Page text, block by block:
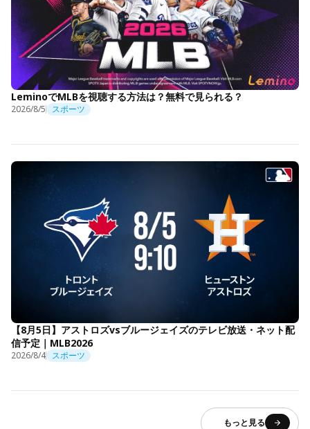
LeminoでMLBを視聴する方法は？無料で見られる？
2026/8/5 スポーツ
【8月5日】アストロズvsブルージェイズのテレビ放送・ネット配
信予定｜MLB2026
2026/8/4 スポーツ
もっと見る